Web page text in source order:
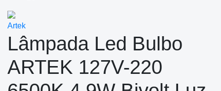
Artek
Lâmpada Led Bulbo
ARTEK 127V-220